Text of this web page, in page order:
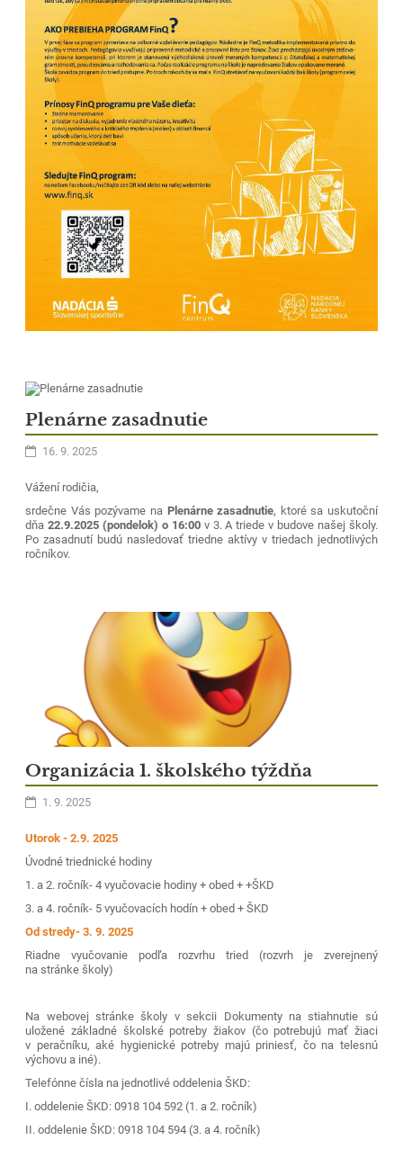
Plenárne zasadnutie
16. 9. 2025
Vážení rodičia,
srdečne Vás pozývame na Plenárne zasadnutie, ktoré sa uskutoční
dňa22.9.2025 (pondelok) o 16:00v 3. A triede v budove našej školy.
Po zasadnutí budú nasledovať triedne aktívy v triedach jednotlivých
ročníkov.
Organizácia 1. školského týždňa
1. 9. 2025
Utorok - 2.9. 2025
Úvodné triednické hodiny
1. a 2. ročník- 4 vyučovacie hodiny + obed + +ŠKD
3. a 4. ročník- 5 vyučovacích hodín + obed + ŠKD
Od stredy- 3. 9. 2025
Riadne vyučovanie podľa rozvrhu tried (rozvrh je zverejnený
na stránke školy)
Na webovej stránke školy v sekcii Dokumenty na stiahnutie sú
uložené základné školské potreby žiakov (čo potrebujú mať žiaci
v peračníku, aké hygienické potreby majú priniesť, čo na telesnú
výchovu a iné).
Telefónne čísla na jednotlivé oddelenia ŠKD:
I. oddelenie ŠKD: 0918 104 592 (1. a 2. ročník)
II. oddelenie ŠKD: 0918 104 594 (3. a 4. ročník)